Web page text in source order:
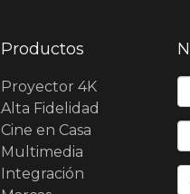
Productos
Proyector 4K
Alta Fidelidad
Cine en Casa
Multimedia
Integración